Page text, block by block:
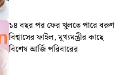
১৪ বছর পর ফের খুলতে পারে বরুণ
বিশ্বাসের ফাইল, মুখ্যমন্ত্রীর কাছে
বিশেষ আর্জি পরিবারের